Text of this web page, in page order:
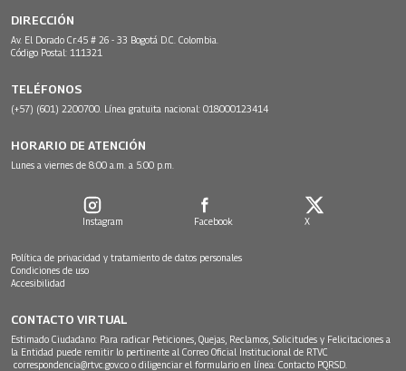
DIRECCIÓN
Av. El Dorado Cr.45 # 26 - 33 Bogotá D.C. Colombia.
Código Postal: 111321
TELÉFONOS
(+57) (601) 2200700. Línea gratuita nacional: 018000123414
HORARIO DE ATENCIÓN
Lunes a viernes de 8:00 a.m. a 5:00 p.m.
Instagram Facebook X
Política de privacidad y tratamiento de datos personales
Condiciones de uso
Accesibilidad
CONTACTO VIRTUAL
Estimado Ciudadano: Para radicar Peticiones, Quejas, Reclamos, Solicitudes y Felicitaciones a
la Entidad puede remitir lo pertinente al Correo Oficial Institucional de RTVC
correspondencia@rtvc.gov.co o diligenciar el formulario en línea: Contacto PQRSD.